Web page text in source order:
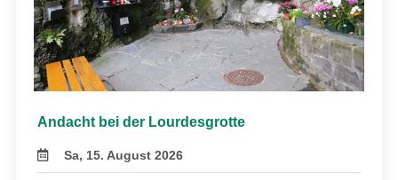
Andacht bei der Lourdesgrotte
Sa, 15. August 2026